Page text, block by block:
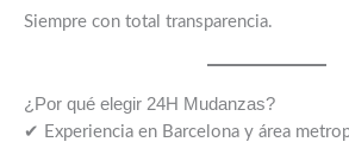
Siempre con total transparencia.
¿Por qué elegir 24H Mudanzas?
✔ Experiencia en Barcelona y área